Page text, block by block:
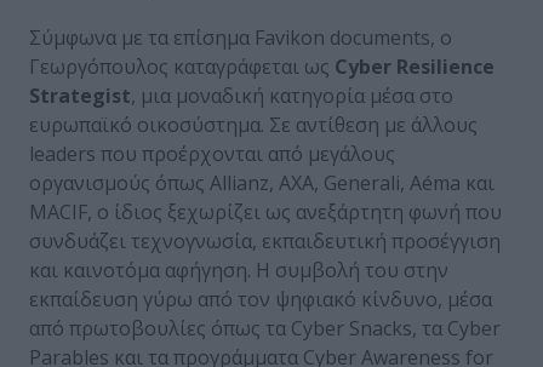
Σύμφωνα με τα επίσημα Favikon documents, ο
Γεωργόπουλος καταγράφεται ως Cyber Resilience
Strategist, μια μοναδική κατηγορία μέσα στο
ευρωπαϊκό οικοσύστημα. Σε αντίθεση με άλλους
leaders που προέρχονται από μεγάλους
οργανισμούς όπως Allianz, AXA, Generali, Aéma και
MACIF, ο ίδιος ξεχωρίζει ως ανεξάρτητη φωνή που
συνδυάζει τεχνογνωσία, εκπαιδευτική προσέγγιση
και καινοτόμα αφήγηση. Η συμβολή του στην
εκπαίδευση γύρω από τον ψηφιακό κίνδυνο, μέσα
από πρωτοβουλίες όπως τα Cyber Snacks, τα Cyber
Parables και τα προγράμματα Cyber Awareness for